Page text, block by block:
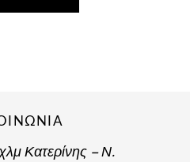
Κατερίνης – Ν.